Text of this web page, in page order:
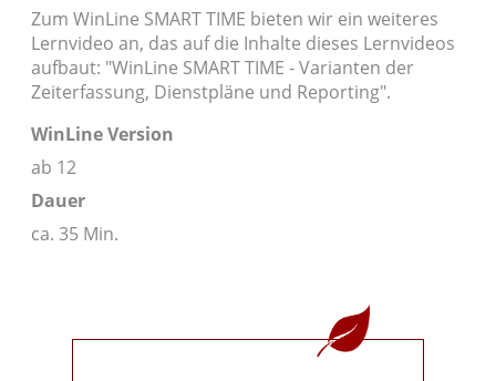
Zum WinLine SMART TIME bieten wir ein weiteres
Lernvideo an, das auf die Inhalte dieses Lernvideos
aufbaut: "WinLine SMART TIME - Varianten der
Zeiterfassung, Dienstpläne und Reporting".
WinLine Version
ab 12
Dauer
ca. 35 Min.